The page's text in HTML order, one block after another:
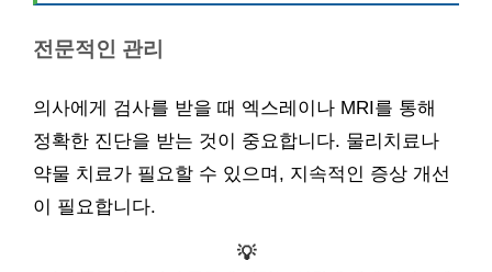
전문적인 관리
의사에게 검사를 받을 때 엑스레이나 MRI를 통해
정확한 진단을 받는 것이 중요합니다. 물리치료나
약물 치료가 필요할 수 있으며, 지속적인 증상 개선
이 필요합니다.
💡